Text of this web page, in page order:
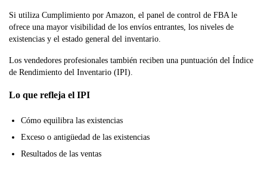
Si utiliza Cumplimiento por Amazon, el panel de control de FBA le
ofrece una mayor visibilidad de los envíos entrantes, los niveles de
existencias y el estado general del inventario.
Los vendedores profesionales también reciben una puntuación del Índice
de Rendimiento del Inventario (IPI).
Lo que refleja el IPI
Cómo equilibra las existencias
Exceso o antigüedad de las existencias
Resultados de las ventas